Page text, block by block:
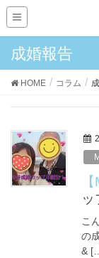
成婚報告
HOME コラム
【Marriage】成
ッ
こ
の
&